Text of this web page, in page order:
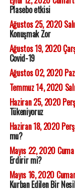
Plasebo etkisi
Ağustos 25, 2020 Salı
Konuşmak Zor
Ağustos 19, 2020
Covid-19
Ağustos 02, 2020
Temmuz 14, 2020
Haziran 25, 2020
Tükeniyoruz
Haziran 18, 2020
mu?
Mayıs 22, 2020 Cuma
Erdirir mi?
Mayıs 16, 2020
Kurban Edilen Bir